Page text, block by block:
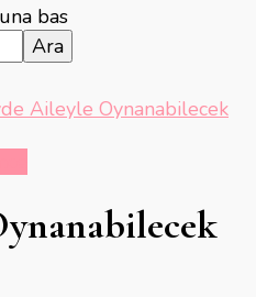
bas
Aileyle Oynanabilecek